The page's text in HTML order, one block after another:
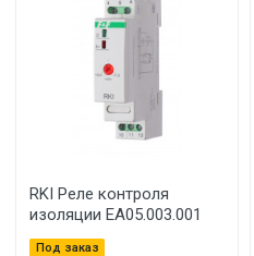
RKI Реле контроля
изоляции EA05.003.001
Под заказ